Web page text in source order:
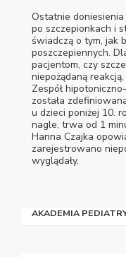
Ostatnie doniesienia
po szczepionkach i
świadczą o tym, jak
poszczepiennych.
pacjentom, czy
niepożądaną
Zespół
została
u dzieci poniżej 10.
nagle, trwa od 1
Hanna Czajka
zarejestrowano
wyglądały.
AKADEMIA